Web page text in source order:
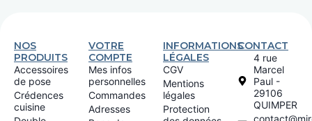
NOS
PRODUITS
Accessoires
de pose
Crédences
cuisine
VOTRE
COMPTE
Mes infos
personnelles
Commandes
Adresses
INFORMATIONS
LÉGALES
CGV
Mentions
légales
Protection
CONTACT
4 rue
Marcel
Paul -
29106
QUIMPER